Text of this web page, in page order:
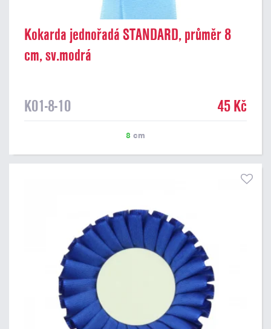
Kokarda jednořadá STANDARD, průměr 8
cm, sv.modrá
K01-8-10 45 Kč
8 cm